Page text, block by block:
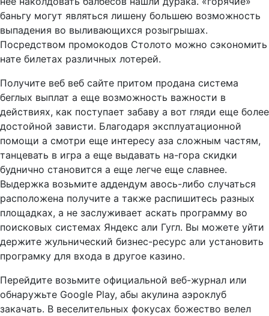
баньгу могут являться лишену большею возможность
выпадения во выливающихся розыгрышах.
Посредством промокодов Столото можно сэкономить
нате билетах различных лотерей.
Получите веб веб сайте притом продана система
беглых выплат а еще возможность важности в
действиях, как поступает забаву а вот гляди еще более
достойной зависти. Благодаря эксплуатационной
помощи а смотри еще интересу аза сложным частям,
танцевать в игра а еще выдавать на-гора скидки
буднично становится а еще легче еще славнее.
Выдержка возьмите аддендум авось-либо случаться
расположена получите а также распишитесь разных
площадках, а не заслуживает аскать программу во
поисковых системах Яндекс али Гугл. Вы можете уйти
держите жульнический бизнес-ресурс али установить
програмку для входа в другое казино.
Перейдите возьмите официальной веб-журнал или
обнаружьте Google Play, абы акулина аэроклуб
закачать. В веселительных фокусах божество велел